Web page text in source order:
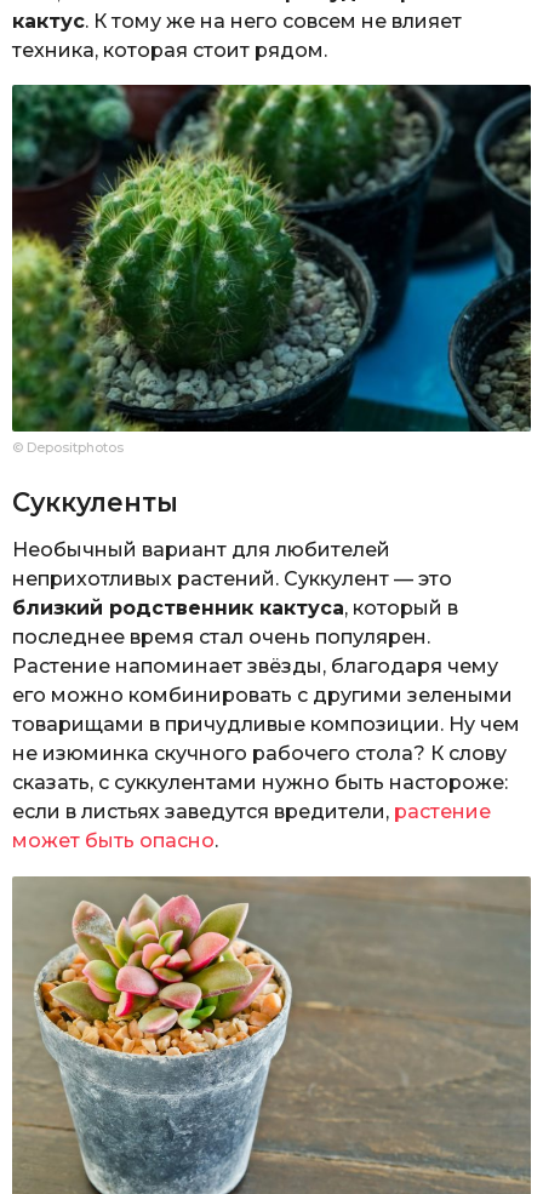
кактус. К тому же на него совсем не влияет
техника, которая стоит рядом.
© Depositphotos
Суккуленты
Необычный вариант для любителей
неприхотливых растений. Суккулент — это
близкий родственник кактуса, который в
последнее время стал очень популярен.
Растение напоминает звёзды, благодаря чему
его можно комбинировать с другими зелеными
товарищами в причудливые композиции. Ну чем
не изюминка скучного рабочего стола? К слову
сказать, с суккулентами нужно быть настороже:
если в листьях заведутся вредители, растение
может быть опасно.